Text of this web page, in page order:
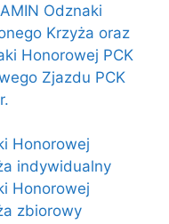
Odznaki
Krzyża oraz
Honorowej PCK
Zjazdu PCK
Honorowej
indywidualny
Honorowej
zbiorowy